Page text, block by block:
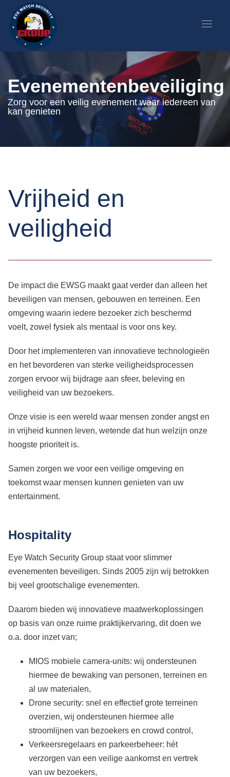
Evenementenbeveiliging
Zorg voor een veilig evenement waar iedereen van
kan genieten
Vrijheid en
veiligheid
De impact die EWSG maakt gaat verder dan alleen het
beveiligen van mensen, gebouwen en terreinen. Een
omgeving waarin iedere bezoeker zich beschermd
voelt, zowel fysiek als mentaal is voor ons key.
Door het implementeren van innovatieve technologieën
en het bevorderen van sterke veiligheidsprocessen
zorgen ervoor wij bijdrage aan sfeer, beleving en
veiligheid van uw bezoekers.
Onze visie is een wereld waar mensen zonder angst en
in vrijheid kunnen leven, wetende dat hun welzijn onze
hoogste prioriteit is.
Samen zorgen we voor een veilige omgeving en
toekomst waar mensen kunnen genieten van uw
entertainment.
Hospitality
Eye Watch Security Group staat voor slimmer
evenementen beveiligen. Sinds 2005 zijn wij betrokken
bij veel grootschalige evenementen.
Daarom bieden wij innovatieve maatwerkoplossingen
op basis van onze ruime praktijkervaring, dit doen we
o.a. door inzet van;
MIOS mobiele camera-units: wij ondersteunen
hiermee de bewaking van personen, terreinen en
al uw materialen,
Drone security: snel en effectief grote terreinen
overzien, wij ondersteunen hiermee alle
stroomlijnen van bezoekers en crowd control,
Verkeersregelaars en parkeerbeheer: hét
verzorgen van een veilige aankomst en vertrek
van uw bezoekers,